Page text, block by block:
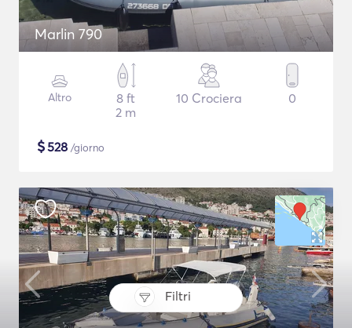
Filtri
Marlin 790
Altro
8 ft
2 m
10 Crociera 0
$528 /giorno